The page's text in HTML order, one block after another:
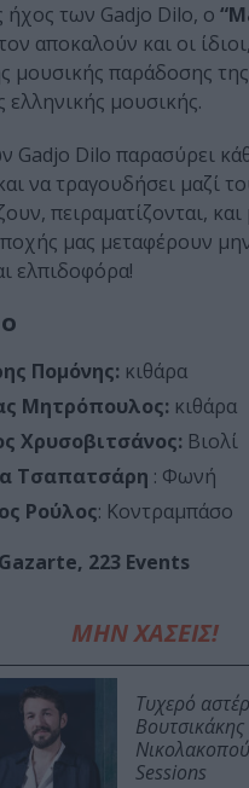
ήχος των Gadjo Dilo, ο
αποκαλούν και οι
μουσικής παράδοσης
μουσικής.
Gadjo Dilo παρασύρει
να τραγουδήσει μαζί
πειραματίζονται,
μας μεταφέρουν
ελπιδοφόρα!
Πομόνης: κιθάρα
Μητρόπουλος: κιθάρα
Χρυσοβιτσάνος: Βιολί
Τσαπατσάρη : Φωνή
Ρούλος: Kοντραμπάσο
Gazarte, 223 Events
ΜΗΝ ΧΑΣΕΙΣ!
Τυχερό
Βουτσικάκης
Sessions